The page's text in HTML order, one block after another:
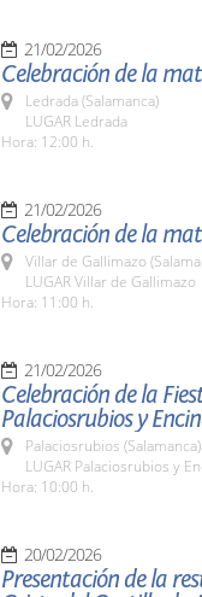
21/02/2026
Celebración de la
Ledrada (Salamanca)
LUGAR Ledrada
Hora: 12:00 h.
21/02/2026
Celebración de la
Villar de Gallimazo
LUGAR Villar de Gallimazo
Hora: 11:00 h.
21/02/2026
Celebración de la
Palaciosrubios y
Palaciosrubios (Salamanca)
LUGAR Palaciosrubios y
Hora: 10:00 h.
20/02/2026
Presentación de la